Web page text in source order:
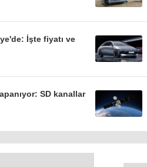
İşte fiyatı ve
SD kanallar